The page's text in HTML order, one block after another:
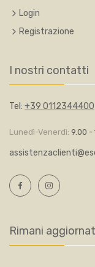
Login
Registrazione
I nostri contatti
Tel: +39 0112344400
Lunedì-Venerdì: 9.00 -
Rimani